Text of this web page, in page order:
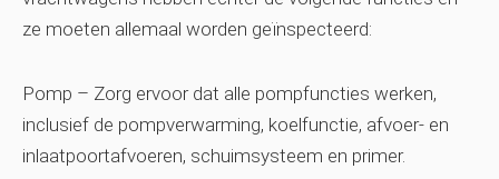
ze moeten allemaal worden geïnspecteerd:
Pomp – Zorg ervoor dat alle pompfuncties werken,
inclusief de pompverwarming, koelfunctie, afvoer- en
inlaatpoortafvoeren, schuimsysteem en primer.